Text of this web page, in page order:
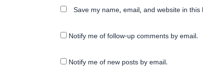
Save my name, email, and website in
Notify me of follow-up comments by email.
Notify me of new posts by email.